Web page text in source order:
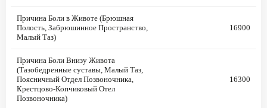
Причина Боли в Животе (Брюшная
Полость, Забрюшинное Пространство,
Малый Таз)
16900
Причина Боли Внизу Живота
(Тазобедренные суставы, Малый Таз,
Поясничный Отдел Позвоночника,
Крестцово-Копчиковый Отел
Позвоночника)
16300